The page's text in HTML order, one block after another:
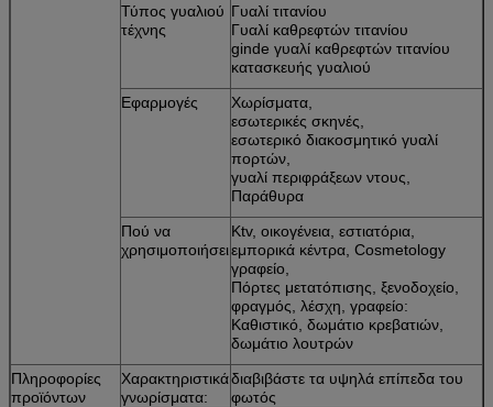
Τύπος γυαλιού
τέχνης
Γυαλί τιτανίου
Γυαλί καθρεφτών τιτανίου
ginde γυαλί καθρεφτών τιτανίου
κατασκευής γυαλιού
Εφαρμογές
Χωρίσματα,
εσωτερικές σκηνές,
εσωτερικό διακοσμητικό γυαλί
πορτών,
γυαλί περιφράξεων ντους,
Παράθυρα
Πού να
χρησιμοποιήσει
Ktv, οικογένεια, εστιατόρια,
εμπορικά κέντρα, Cosmetology
γραφείο,
Πόρτες μετατόπισης, ξενοδοχείο,
φραγμός, λέσχη, γραφείο:
Καθιστικό, δωμάτιο κρεβατιών,
δωμάτιο λουτρών
Πληροφορίες
προϊόντων
Χαρακτηριστικά
γνωρίσματα:
διαβιβάστε τα υψηλά επίπεδα του
φωτός